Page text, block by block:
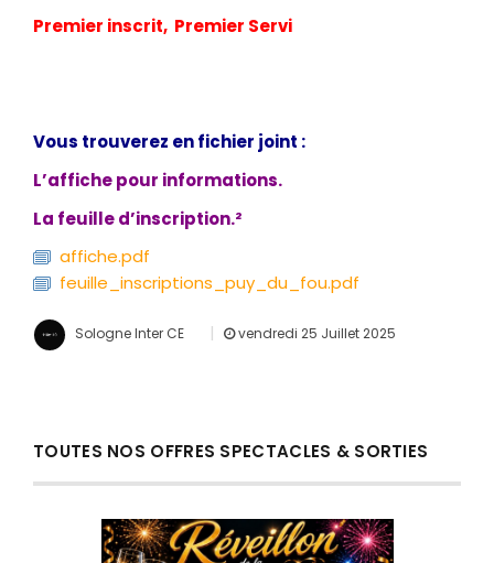
Premier inscrit, Premier Servi
Vous trouverez en fichier joint :
L’affiche pour informations.
La feuille d’inscription.²
affiche.pdf
feuille_inscriptions_puy_du_fou.pdf
Sologne Inter CE | vendredi 25 Juillet 2025
TOUTES NOS OFFRES SPECTACLES & SORTIES